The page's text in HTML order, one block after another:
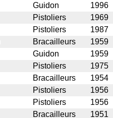
Guidon
1996
Pistoliers
1969
Pistoliers
1987
Bracailleurs
1959
Guidon
1959
Pistoliers
1975
Bracailleurs
1954
Pistoliers
1956
Pistoliers
1956
Bracailleurs
1951